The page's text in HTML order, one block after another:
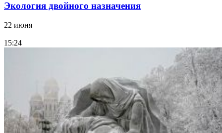
Экология двойного назначения
22 июня
15:24